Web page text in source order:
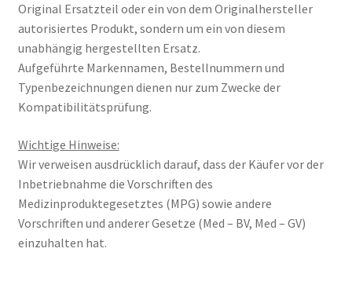
Original Ersatzteil oder ein von dem Originalhersteller
autorisiertes Produkt, sondern um ein von diesem
unabhängig hergestellten Ersatz.
Aufgeführte Markennamen, Bestellnummern und
Typenbezeichnungen dienen nur zum Zwecke der
Kompatibilitätsprüfung.
Wichtige Hinweise:
Wir verweisen ausdrücklich darauf, dass der Käufer vor der
Inbetriebnahme die Vorschriften des
Medizinproduktegesetztes (MPG) sowie andere
Vorschriften und anderer Gesetze (Med – BV, Med – GV)
einzuhalten hat.